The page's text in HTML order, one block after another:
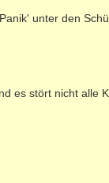
unter den
es stört nicht alle